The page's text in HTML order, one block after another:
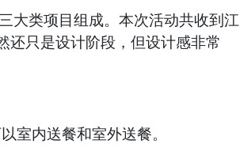
大类项目组成。本次活动共收到江
还只是设计阶段，但设计感非常
室内送餐和室外送餐。